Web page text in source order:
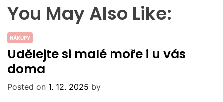
You May Also Like:
NÁKUPY
Udělejte si malé moře i u vás
doma
Posted on 1. 12. 2025 by